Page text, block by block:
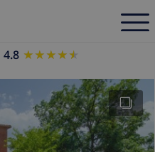
4.8 ★★★★★
★★★★★